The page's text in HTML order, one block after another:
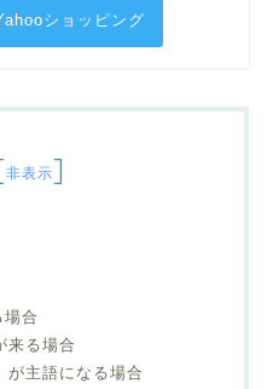
ショッピング
非表示]
合
来る場合
が主語になる場合